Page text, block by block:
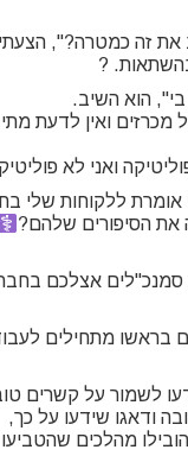
את זה כמטרה?",
?
הוא השיב.
מכרזים ואין לדעת
ואני לא
אומרת ללקוחות שלי
את הסיפורים שלהם?‍
סמנכ"לים אצלכם
בראשו מתחילים
לשמור על קשרים
ודאגו שידעו על כך,
מהלכים